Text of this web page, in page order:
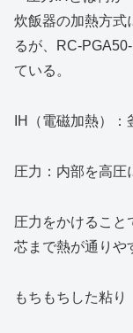
炊飯器の加熱方式
るが、
ている。
IH（電磁加熱）
圧力：内部を高圧
圧力をかけるこ
芯まで熱が通りや
もちもちした粘り